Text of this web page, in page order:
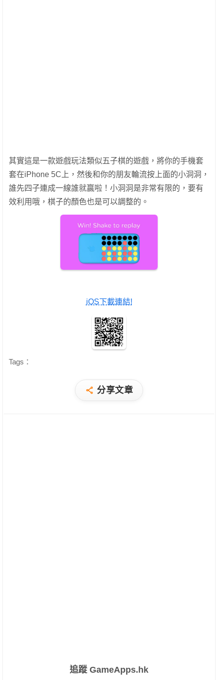
其實這是一款遊戲玩法類似五子棋的遊戲，將你的手機套
套在iPhone 5C上，然後和你的朋友輪流按上面的小洞洞，
誰先四子連成一線誰就贏啦！小洞洞是非常有限的，要有
效利用哦，棋子的顏色也是可以調整的。
iOS下載連結!
Tags：
分享文章
追蹤 GameApps.hk